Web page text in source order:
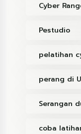
Cyber
Pestudio
pelatihan
perang di
Serangan
coba